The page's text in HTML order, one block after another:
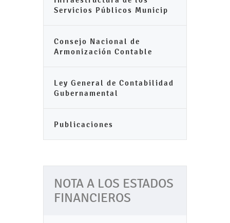
Servicios Públicos Municip
Consejo Nacional de
Armonización Contable
Ley General de Contabilidad
Gubernamental
Publicaciones
NOTA A LOS ESTADOS
FINANCIEROS